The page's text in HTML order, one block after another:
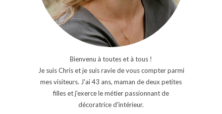
Bienvenu à toutes et à tous !
Je suis Chris et je suis ravie de vous compter parmi
mes visiteurs. J'ai 43 ans, maman de deux petites
filles et j'exerce le métier passionnant de
décoratrice d'intérieur.